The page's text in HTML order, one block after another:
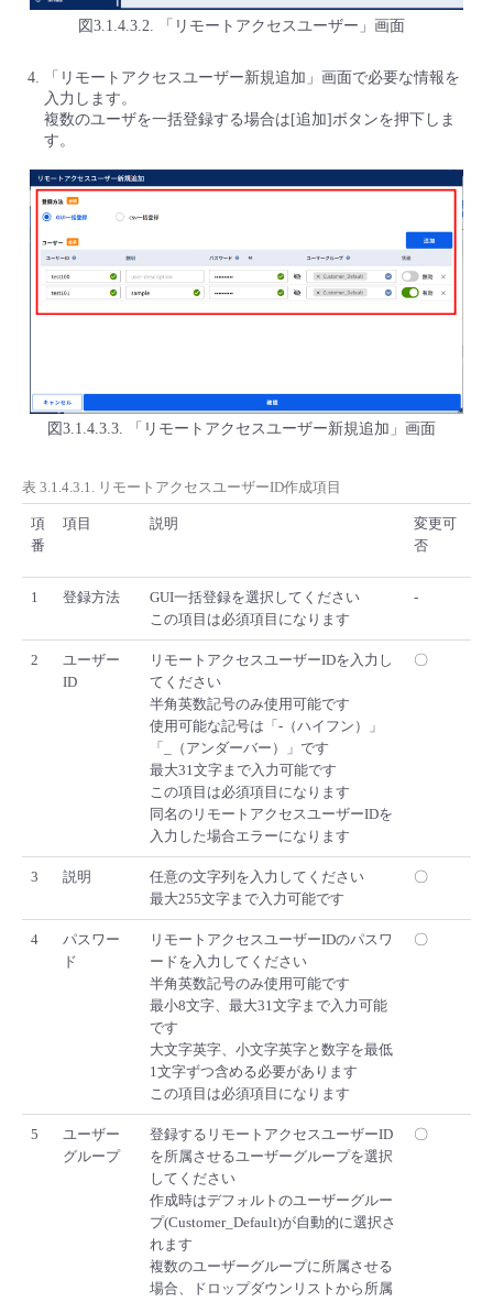
図3.1.4.3.2. 「リモートアクセスユーザー」画面
「リモートアクセスユーザー新規追加」画面で必要な情報を
入力します。
複数のユーザを一括登録する場合は[追加]ボタンを押下しま
す。
図3.1.4.3.3. 「リモートアクセスユーザー新規追加」画面
表 3.1.4.3.1. リモートアクセスユーザーID作成項目
項
番
項目 説明
変更可
否
1 登録方法
GUI一括登録を選択してください
この項目は必須項目になります
-
2
ユーザー
ID
リモートアクセスユーザーIDを入力し
てください
半角英数記号のみ使用可能です
使用可能な記号は「-（ハイフン）」
「_（アンダーバー）」です
最大31文字まで入力可能です
この項目は必須項目になります
同名のリモートアクセスユーザーIDを
入力した場合エラーになります
〇
3 説明
任意の文字列を入力してください
最大255文字まで入力可能です
〇
4
パスワー
ド
リモートアクセスユーザーIDのパスワ
ードを入力してください
半角英数記号のみ使用可能です
最小8文字、最大31文字まで入力可能
です
大文字英字、小文字英字と数字を最低
1文字ずつ含める必要があります
この項目は必須項目になります
〇
5
ユーザー
グループ
登録するリモートアクセスユーザーID
を所属させるユーザーグループを選択
してください
作成時はデフォルトのユーザーグルー
プ(Customer_Default)が自動的に選択さ
れます
複数のユーザーグループに所属させる
場合、ドロップダウンリストから所属
〇